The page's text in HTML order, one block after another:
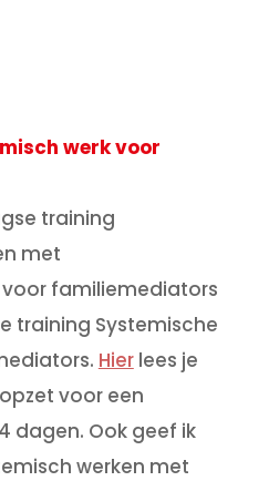
werk voor
training
met
familiemediators
training Systemische
Hierlees je
voor een
dagen. Ook geef ik
werken met